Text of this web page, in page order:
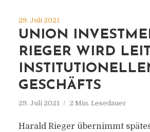
29. Juli 2021
UNION
RIEGER WIRD
GESCHÄFTS
29. Juli 2021 2 Min. Lesedauer
Harald Rieger übernimmt